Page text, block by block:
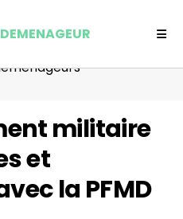
DEMENAGEUR
militaire
et
la PFMD